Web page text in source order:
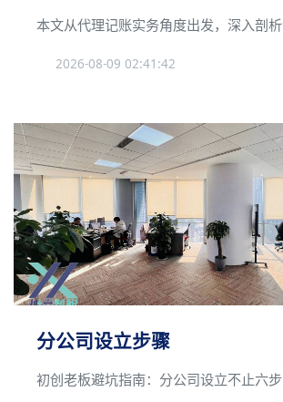
本文从代理记账实务角度出发，深入剖
2026-08-09 02:41:42
分公司设立步骤
初创老板避坑指南：分公司设立不止六